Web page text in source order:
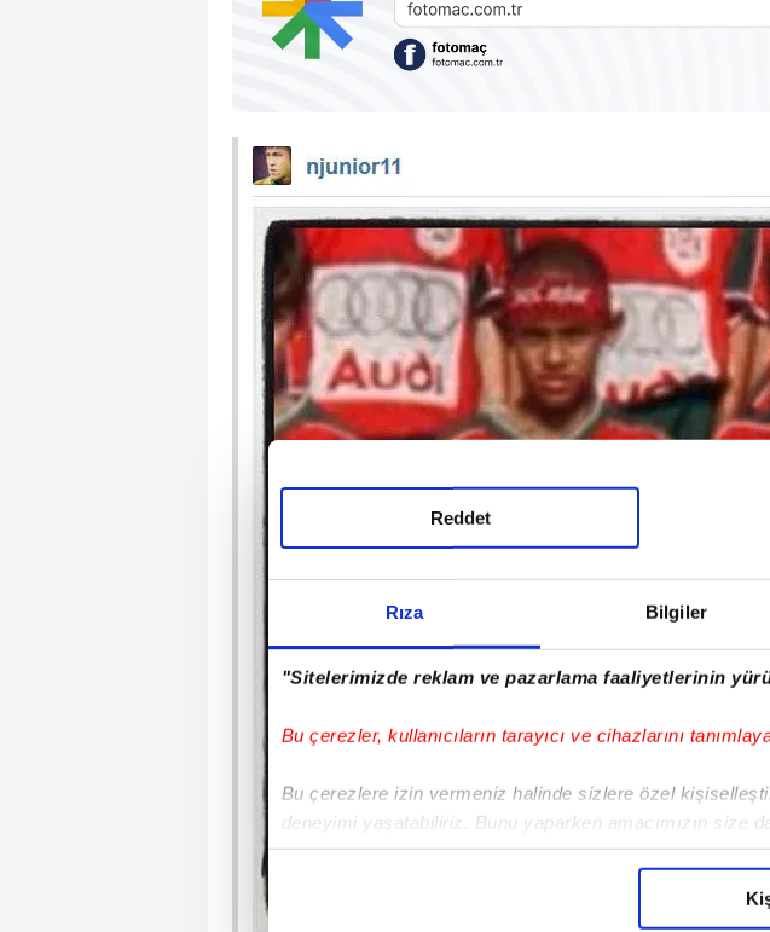
Rıza Bilgiler
"Sitelerimizde reklam ve pazarlama faaliyetlerinin
Bu çerezler, kullanıcıların tarayıcı ve cihazlarını
Bu çerezlere izin vermeniz halinde sizlere özel
deneyimi yaşatabiliriz. Bunu yaparken amacımızın
içerikleri sunabilmek adına elimizden gelen çabayı
Reddet